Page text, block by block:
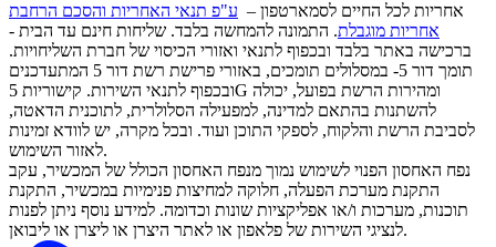
אחריות לכל החיים לסמארטפון – ע"פ תנאי האחריות והסכם הרחבת
אחריות מוגבלת. התמונה להמחשה בלבד. שליחות חינם עד הבית -
ברכישה באתר בלבד ובכפוף לתנאי ואזורי הכיסוי של חברת השליחויות.
תומך דור 5- במסלולים תומכים, באזורי פרישת רשת דור 5 המתעדכנים
ובכפוף לתנאי השירות. קישוריות 5G ומהירות הרשת בפועל, יכולה
להשתנות בהתאם למדינה, למפעילה הסלולרית, לתוכנית הדאטה,
לסביבת הרשת והלקוח, לספקי התוכן ועוד. ובכל מקרה, יש לוודא זמינות
לאזור השימוש.
נפח האחסון הפנוי לשימוש נמוך מנפח האחסון הכולל של המכשיר, עקב
התקנת מערכת הפעלה, חלוקה למחיצות פנימיות במכשיר, התקנת
תוכנות, מערכות ו/או אפליקציות שונות וכדומה. למידע נוסף ניתן לפנות
לנציגי השירות של פלאפון או לאתר היצרן או ליצרן או ליבואן.